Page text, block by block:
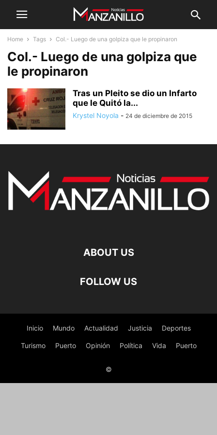
Home Tags Col.- Luego de una golpiza que le propinaron
Col.- Luego de una golpiza que
le propinaron
Tras un Pleito se dio un Infarto
que le Quitó la...
Krystel Noyola - 24 de diciembre de 2015
ABOUT US
FOLLOW US
Inicio Mundo Actualidad Justicia Deportes
Turismo Puerto Opinión Política Vida Puerto
©